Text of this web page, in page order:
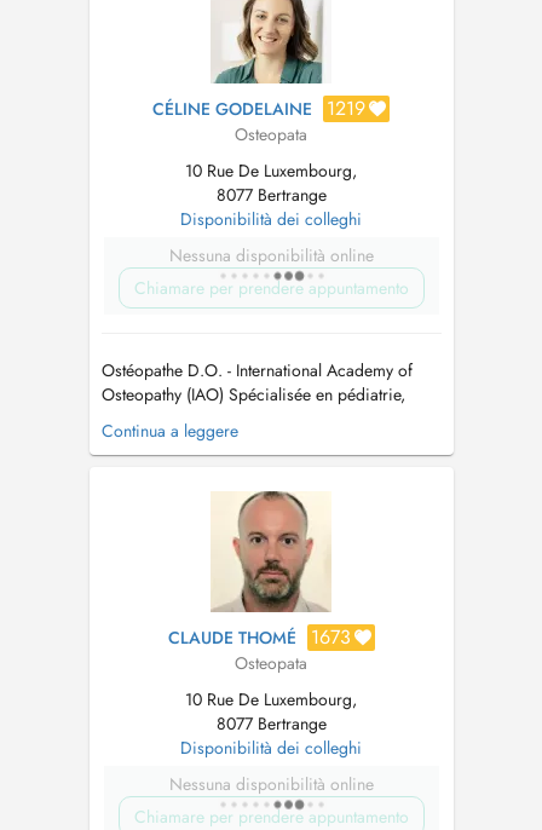
CÉLINE GODELAINE 1219
Osteopata
10 Rue De Luxembourg,
8077 Bertrange
Disponibilità dei colleghi
Nessuna disponibilità online
Chiamare per prendere appuntamento
Ostéopathe D.O. - International Academy of
Osteopathy (IAO) Spécialisée en pédiatrie,
grossesse et post-partum Je prends en charge
l'ostéopathie générale et sportive, ainsi que les
Pour toute demande urgente, n'hésitez pas à
téléphoner au cabinet. ...
Continua a leggere
CLAUDE THOMÉ 1673
Osteopata
10 Rue De Luxembourg,
8077 Bertrange
Disponibilità dei colleghi
Nessuna disponibilità online
Chiamare per prendere appuntamento